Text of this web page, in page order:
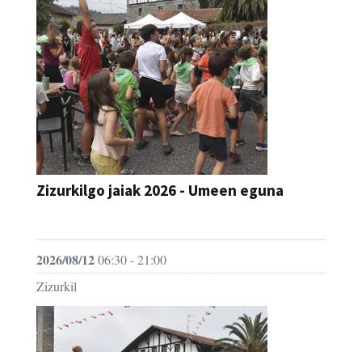
Zizurkilgo jaiak 2026 - Umeen eguna
2026/08/1206:30 - 21:00
Zizurkil